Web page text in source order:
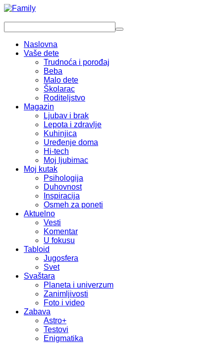
Naslovna
Vaše dete
Trudnoća i porođaj
Beba
Malo dete
Školarac
Roditeljstvo
Magazin
Ljubav i brak
Lepota i zdravlje
Kuhinjica
Uređenje doma
Hi-tech
Moj ljubimac
Moj kutak
Psihologija
Duhovnost
Inspiracija
Osmeh za poneti
Aktuelno
Vesti
Komentar
U fokusu
Tabloid
Jugosfera
Svet
Svaštara
Planeta i univerzum
Zanimljivosti
Foto i video
Zabava
Astro+
Testovi
Enigmatika